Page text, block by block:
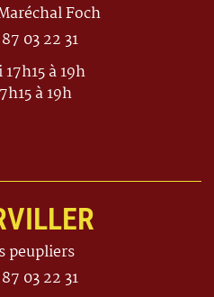
Foch
03 22 31
à 19h
à 19h
peupliers
03 22 31